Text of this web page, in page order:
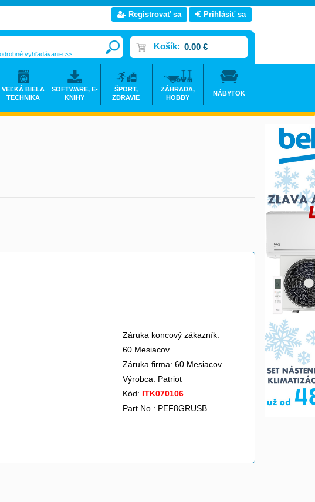
Záruka koncový zákazník:
60 Mesiacov
Záruka firma: 60 Mesiacov
Výrobca: Patriot
Kód: ITK070106
Part No.: PEF8GRUSB
Registrovať sa Prihlásiť sa
Košík: 0.00 €
vyhľadávanie >>
VEĽKÁ BIELA
TECHNIKA
SOFTWARE, E-
KNIHY
ŠPORT,
ZDRAVIE
ZÁHRADA,
HOBBY
NÁBYTOK